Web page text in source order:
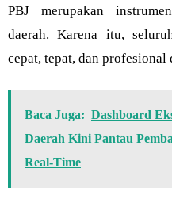
PBJ merupakan
daerah. Karena itu,
cepat, tepat, dan profesional
Baca Juga: Dashboard
Daerah Kini Pantau
Real-Time